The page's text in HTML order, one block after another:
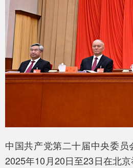
中国共产党第二十届中央委
2025年10月20日至23日在北